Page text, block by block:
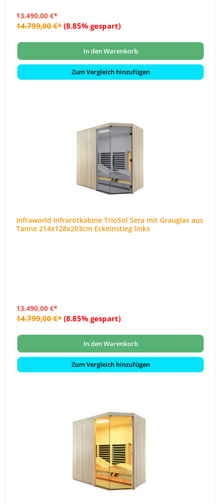
13.490,00 €*
14.799,00 €* (8.85% gespart)
In den Warenkorb
Zum Vergleich hinzufügen
Infraworld Infrarotkabine TrioSol Sera mit Grauglas aus
Tanne 214x128x203cm Eckeinstieg links
13.490,00 €*
14.799,00 €* (8.85% gespart)
In den Warenkorb
Zum Vergleich hinzufügen